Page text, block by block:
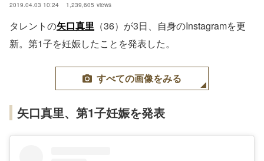
2019.04.03 10:24 1,239,605 views
タレントの矢口真里 （36）が3日、自身のInstagramを更
新。第1子を妊娠したことを発表した。
すべての画像をみる
矢口真里、第1子妊娠を発表